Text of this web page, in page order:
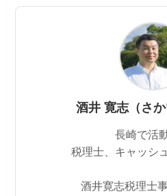
酒井 寛志（さか
長崎で活
税理士、キャッシ
酒井寛志税理士